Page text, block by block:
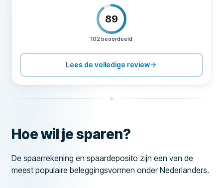
89
102 beoordeeld
ONDERSTEUNING
VOORWAARDEN 80
Lees de volledige review
Hoe wil je sparen?
De spaarrekening en spaardeposito zijn een van de
meest populaire beleggingsvormen onder Nederlanders.